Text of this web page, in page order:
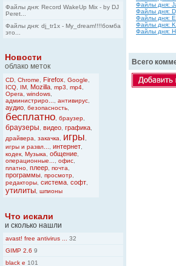
Файлы дня: Record WakeUp Mix - by DJ
Peret...
Файлы дня: dj_tr1x - My_dream!!!!бомба
это...
Новости
облако меток
CD Chrome Firefox Google
ICQ
IM Mozilla mp3 mp4
Opera
windows
администриро...
антивирус
аудио безопасность
бесплатно браузер
браузеры видео графика
драйвера
закачка игры
игры и развл...
интернет
кодек Музыка общение
операционные...
офис
платно плеер почта
программы просмотр
редакторы система софт
утилиты шпионы
Что искали
и сколько нашли
avast! free antivirus ...
32
GIMP 2.6 9
black e 101
Файлы дня:
Файлы дня:
Файлы дня:
Файлы дня:
Файлы дня:
Всего